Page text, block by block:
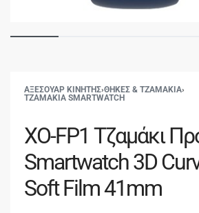
ΑΞΕΣΟΥΑΡ ΚΙΝΗΤΗΣ›ΘΗΚΕΣ & ΤΖΑΜΑΚΙΑ›
ΤΖΑΜΑΚΙΑ SMARTWATCH
XO-FP1 Τζαμάκι
Smartwatch 3D
Soft Film 41mm